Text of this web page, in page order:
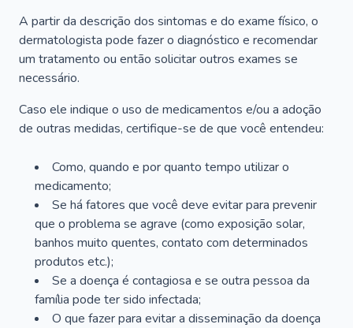
A partir da descrição dos sintomas e do exame físico, o
dermatologista pode fazer o diagnóstico e recomendar
um tratamento ou então solicitar outros exames se
necessário.
Caso ele indique o uso de medicamentos e/ou a adoção
de outras medidas, certifique-se de que você entendeu:
Como, quando e por quanto tempo utilizar o
medicamento;
Se há fatores que você deve evitar para prevenir
que o problema se agrave (como exposição solar,
banhos muito quentes, contato com determinados
produtos etc.);
Se a doença é contagiosa e se outra pessoa da
família pode ter sido infectada;
O que fazer para evitar a disseminação da doença